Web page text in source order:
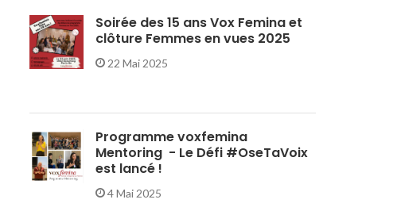
Soirée des 15 ans Vox Femina et
clôture Femmes en vues 2025
22 Mai 2025
Programme voxfemina
Mentoring - Le Défi #OseTaVoix
est lancé !
4 Mai 2025